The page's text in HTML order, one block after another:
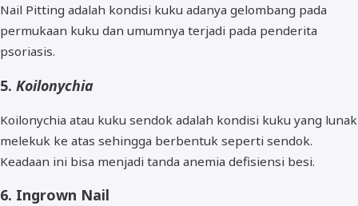
Nail Pitting adalah kondisi kuku adanya gelombang pada
permukaan kuku dan umumnya terjadi pada penderita
psoriasis.
5. Koilonychia
Koilonychia atau kuku sendok adalah kondisi kuku yang lunak
melekuk ke atas sehingga berbentuk seperti sendok.
Keadaan ini bisa menjadi tanda anemia defisiensi besi.
6. Ingrown Nail